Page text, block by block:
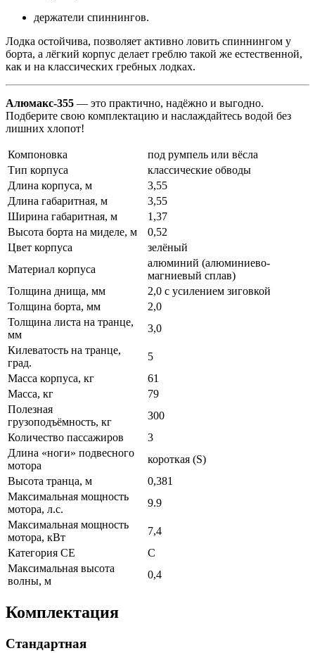
держатели спиннингов.
Лодка остойчива, позволяет активно ловить спиннингом у
борта, а лёгкий корпус делает греблю такой же естественной,
как и на классических гребных лодках.
Алюмакс-355 — это практично, надёжно и выгодно.
Подберите свою комплектацию и наслаждайтесь водой без
лишних хлопот!
Компоновка
под румпель или вёсла
Тип корпуса
классические обводы
Длина корпуса, м
3,55
Длина габаритная, м
3,55
Ширина габаритная, м
1,37
Высота борта на миделе, м
0,52
Цвет корпуса
зелёный
Материал корпуса
алюминий (алюминиево-
магниевый сплав)
Толщина днища, мм
2,0 с усилением зиговкой
Толщина борта, мм
2,0
Толщина листа на транце,
мм
3,0
Килеватость на транце,
град.
5
Масса корпуса, кг
61
Масса, кг
79
Полезная
грузоподъёмность, кг
300
Количество пассажиров
3
Длина «ноги» подвесного
мотора
короткая (S)
Высота транца, м
0,381
Максимальная мощность
мотора, л.с.
9.9
Максимальная мощность
мотора, кВт
7,4
Категория CE
C
Максимальная высота
волны, м
0,4
Комплектация
Стандартная